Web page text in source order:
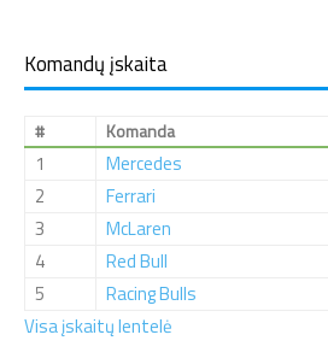
Komandų įskaita
# Komanda
1 Mercedes
2
Ferrari
3
McLaren
4
Red Bull
5
Racing Bulls
Visa įskaitų lentelė